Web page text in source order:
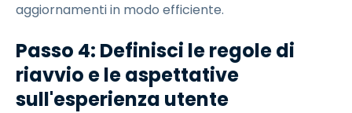
aggiornamenti in modo efficiente.
Passo 4: Definisci le regole di
riavvio e le aspettative
sull'esperienza utente